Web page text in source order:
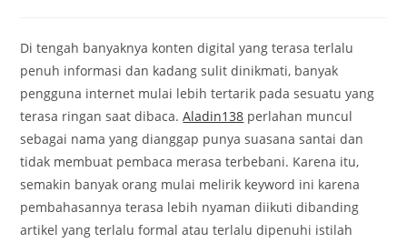
Di tengah banyaknya konten digital yang terasa terlalu
penuh informasi dan kadang sulit dinikmati, banyak
pengguna internet mulai lebih tertarik pada sesuatu yang
terasa ringan saat dibaca.Aladin138 perlahan muncul
sebagai nama yang dianggap punya suasana santai dan
tidak membuat pembaca merasa terbebani. Karena itu,
semakin banyak orang mulai melirik keyword ini karena
pembahasannya terasa lebih nyaman diikuti dibanding
artikel yang terlalu formal atau terlalu dipenuhi istilah